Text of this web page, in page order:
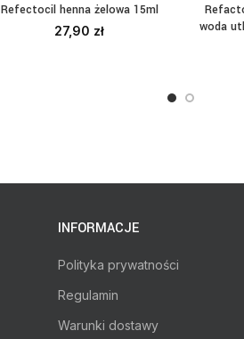
WYBIERZ OPCJE
Refectocil henna żelowa 15ml
27,90 zł
woda
INFORMACJE
Polityka prywatności
Regulamin
Warunki dostawy